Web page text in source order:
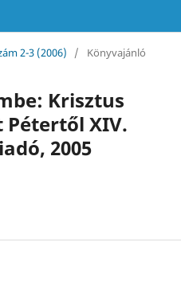
2-3 (2006) / Könyvajánló
Krisztus
XIV.
2005